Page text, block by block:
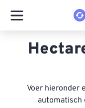
Voer hieronder
automatisch